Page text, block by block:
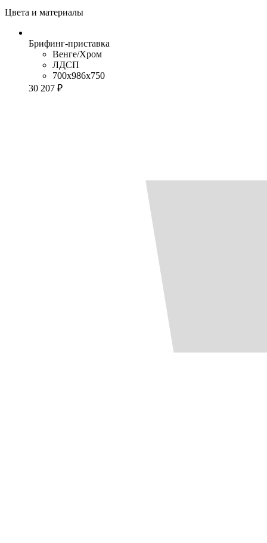
Цвета и материалы
Брифинг-приставка
Венге/Хром
ЛДСП
700x986x750
30 207 ₽